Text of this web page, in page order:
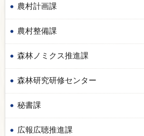
農村計画課
農村整備課
森林ノミクス推進課
森林研究研修センター
秘書課
広報広聴推進課